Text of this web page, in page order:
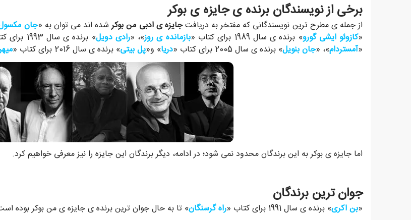
برخی از نویسندگان برنده ی جایزه ی بوکر
از جمله ی مطرح ترین نویسندگانی که مفتخر به دریافتجایزه ی ادبی من بوکرشده اند می توان به «جان
«کازوئو ایشی گورو» برنده ی سال 1989 برای کتاب « بازمانده ی روز»، «رادی دویل» برنده ی سال 1993 برای کتاب «
«آمستردام»، «جان بنویل» برنده ی سال 2005 برای کتاب « دریا» و«پل بیتی» برنده ی سال 2016 برای کتاب «
اما جایزه ی بوکر به این برندگان محدود نمی شود؛ در ادامه، دیگر برندگان این جایزه را نیز معرفی خواهیم کرد.
جوان ترین برندگان
«بن اکری» برنده ی سال 1991 برای کتاب « راه گرسنگان» تا به حال جوان ترین برنده ی جایزه ی من بوکر بوده است. او در